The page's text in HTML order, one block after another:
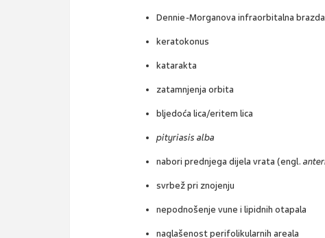
Dennie-Morganova infraorbitalna brazda
keratokonus
katarakta
zatamnjenja orbita
bljedoća lica/eritem lica
pityriasis alba
nabori prednjega dijela vrata (engl.
svrbež pri znojenju
nepodnošenje vune i lipidnih otapala
naglašenost perifolikularnih areala